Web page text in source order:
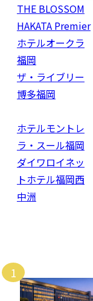
THE BLOSSOM
HAKATA Premier
ホテルオークラ
福岡
ザ・ライブリー
博多福岡
ホテルモントレ
ラ・スール福岡
ダイワロイネッ
トホテル福岡西
中洲
1